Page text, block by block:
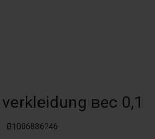
вес 0,1
B1006886246